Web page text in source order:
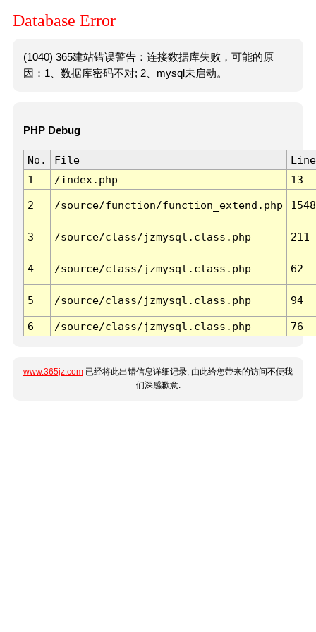
Database Error
(1040) 365建站错误警告：连接数据库失败，可能的原
因：1、数据库密码不对; 2、mysql未启动。
PHP Debug
No. File
Line
1
/index.php 13
2 /source/function/function_extend.php 1548
3 /source/class/jzmysql.class.php 211
4 /source/class/jzmysql.class.php 62
5 /source/class/jzmysql.class.php 94
6 /source/class/jzmysql.class.php 76
www.365jz.com 已经将此出错信息详细记录, 由此给您带来的访问不便我
们深感歉意.